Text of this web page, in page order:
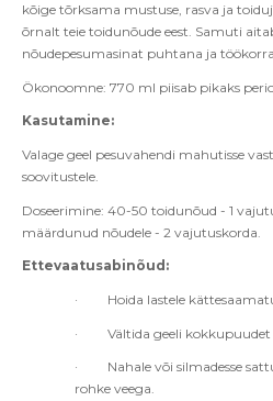
kõige tõrksama mustuse, rasva ja
õrnalt teie toidunõude eest. Samuti
nõudepesumasinat puhtana ja
Ökonoomne: 770 ml piisab pikaks
Kasutamine:
Valage geel pesuvahendi mahutisse
soovitustele.
Doseerimine: 40-50 toidunõud - 1
määrdunud nõudele - 2 vajutuskorda.
Ettevaatusabinõud:
· Hoida lastele
· Vältida geeli kokkupuudet
·
Nahale või silmadesse
rohke veega.